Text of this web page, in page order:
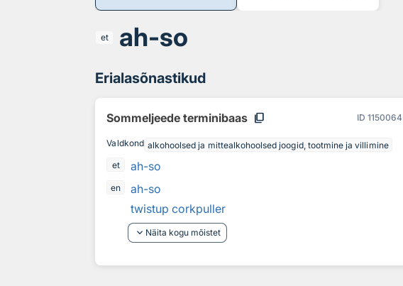
et ah-so
Erialasõnastikud
Sommeljeede terminibaas content_copy ID 1150064
Valdkond alkohoolsed ja mittealkohoolsed joogid, tootmine ja villimine
et
ah-so
en
ah-so
twistup corkpuller
keyboard_arrow_down Näita kogu mõistet